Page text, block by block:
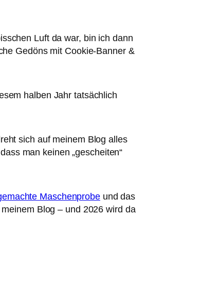
Luft da war, bin ich dann
Gedöns mit Cookie-Banner &
halben Jahr tatsächlich
sich auf meinem Blog alles
man keinen „gescheiten“
Maschenprobeund das
Blog – und 2026 wird da